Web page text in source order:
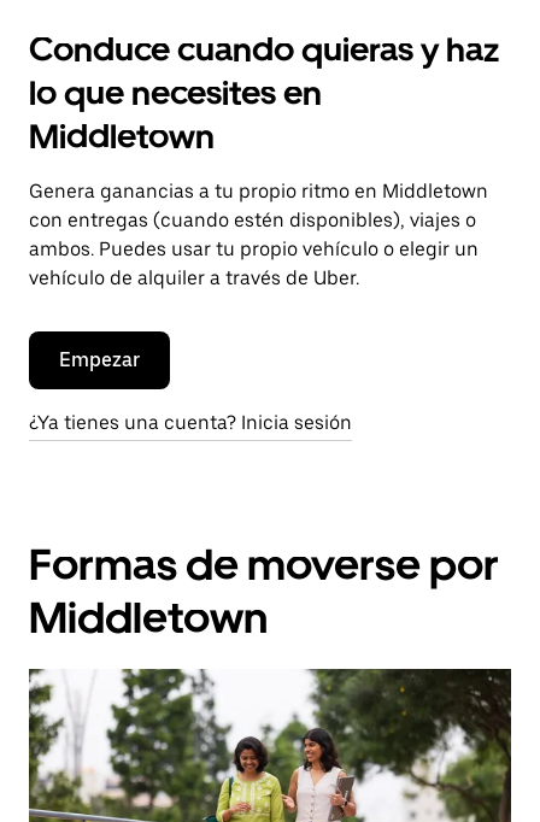
Conduce cuando quieras y haz
lo que necesites en
Middletown
Genera ganancias a tu propio ritmo en Middletown
con entregas (cuando estén disponibles), viajes o
ambos. Puedes usar tu propio vehículo o elegir un
vehículo de alquiler a través de Uber.
Empezar
¿Ya tienes una cuenta? Inicia sesión
Formas de moverse por
Middletown